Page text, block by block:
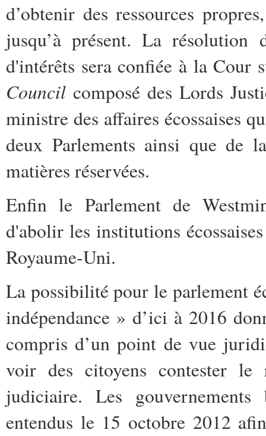
d’obtenir des ressources
jusqu’à présent. La résolution
d'intérêts sera confiée à la Cour
Council composé des Lords
ministre des affaires écossaises
deux Parlements ainsi que de
matières réservées.
Enfin le Parlement de
d'abolir les institutions
Royaume-Uni.
La possibilité pour le parlement
indépendance » d’ici à 2016
compris d’un point de vue
voir des citoyens contester
judiciaire. Les
entendus le 15 octobre 2012